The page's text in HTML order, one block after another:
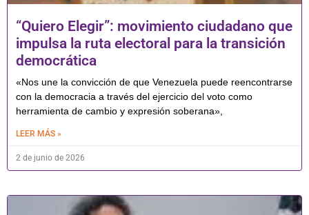
“Quiero Elegir”: movimiento ciudadano que
impulsa la ruta electoral para la transición
democrática
«Nos une la convicción de que Venezuela puede reencontrarse
con la democracia a través del ejercicio del voto como
herramienta de cambio y expresión soberana»,
LEER MÁS »
2 de junio de 2026